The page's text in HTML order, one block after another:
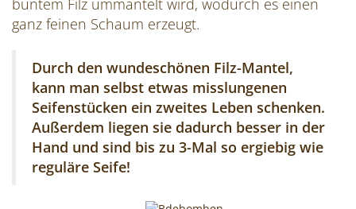
buntem Filz ummantelt wird, wodurch es einen
ganz feinen Schaum erzeugt.
Durch den wundeschönen Filz-Mantel,
kann man selbst etwas misslungenen
Seifenstücken ein zweites Leben schenken.
Außerdem liegen sie dadurch besser in der
Hand und sind bis zu 3-Mal so ergiebig wie
reguläre Seife!